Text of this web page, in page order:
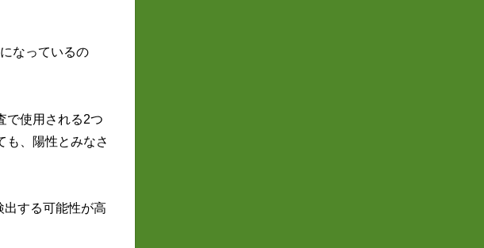
なっているの
で使用される2つ
も、陽性とみなさ
出する可能性が高